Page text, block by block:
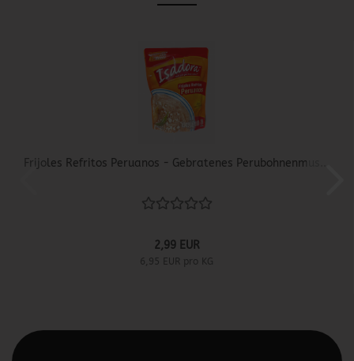
Frijoles Refritos Peruanos - Gebratenes Perubohnenmus...
2,99 EUR
6,95 EUR pro KG